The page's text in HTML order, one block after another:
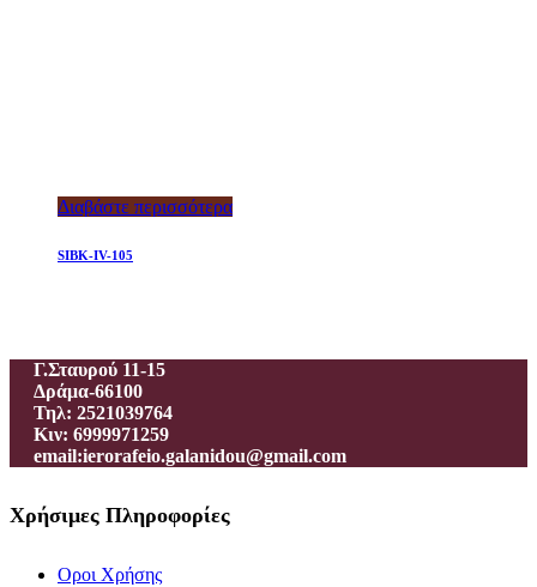
Διαβάστε περισσότερα
SIBK-IV-105
Γ.Σταυρού 11-15
Δράμα-66100
Τηλ: 2521039764
Κιν: 6999971259
email:ierorafeio.galanidou@gmail.com
Χρήσιμες Πληροφορίες
Οροι Χρήσης